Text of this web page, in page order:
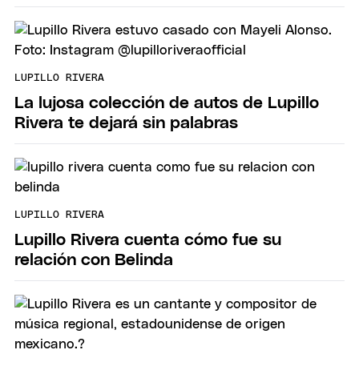
LUPILLO RIVERA
La lujosa colección de autos de Lupillo
Rivera te dejará sin palabras
LUPILLO RIVERA
Lupillo Rivera cuenta cómo fue su
relación con Belinda